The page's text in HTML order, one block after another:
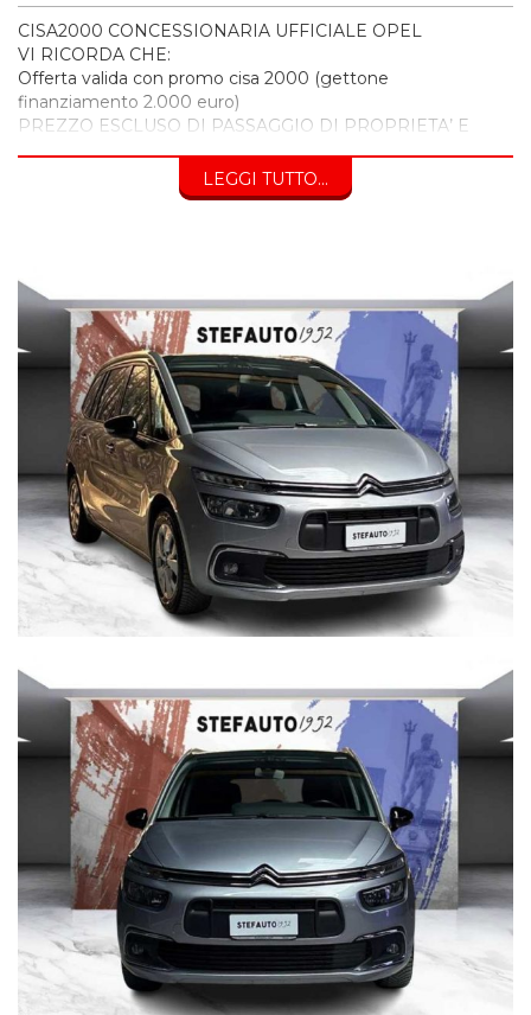
CISA2000 CONCESSIONARIA UFFICIALE OPEL
VI RICORDA CHE:
Offerta valida con promo cisa 2000 (gettone
finanziamento 2.000 euro)
PREZZO ESCLUSO DI PASSAGGIO DI PROPRIETA’ E
INOLTRE VI INVITIAMO A SPECIFICARE:
- IN CASO DI AUTO DA PERMUTARE o ROTTAMARE
INDICARE:
(MODELLO, ANNO DI IMMATRICOLAZIONE, KM)
Per info su questa vettura contattare
CISA 2000 CONCESSIONARIA OPEL
VIA BENTINI, 111 40128 BOLOGNA
Tel. 051 551701
Cisa2000 declina ogni responsabilità per eventuali non
conformità relative ad equipaggiamento, omologazioni anti
inquinamento, accessori, ecc. pubblicate nei diversi portali.
Dette informazioni che non rappresentano in alcun modo
un impegno contrattuale in quanto non ci è possibile
LEGGI TUTTO...